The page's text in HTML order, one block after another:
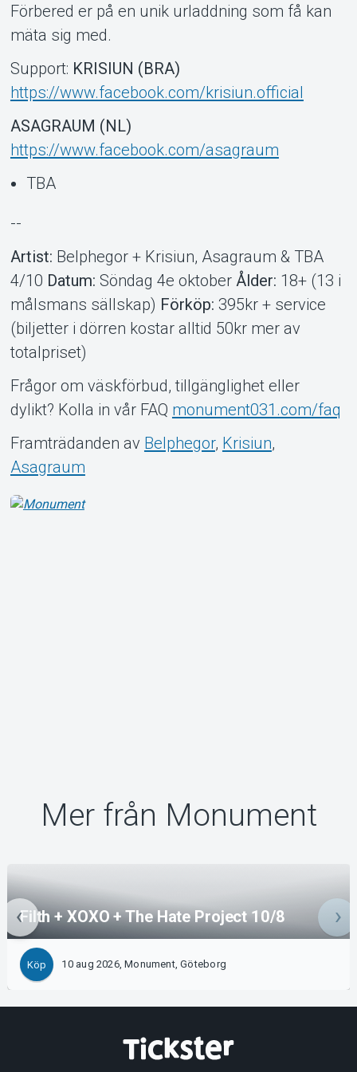
Förbered er på en unik urladdning som få kan
mäta sig med.
Support: KRISIUN (BRA)
https://www.facebook.com/krisiun.official
ASAGRAUM (NL)
https://www.facebook.com/asagraum
TBA
--
Artist: Belphegor + Krisiun, Asagraum & TBA
4/10 Datum: Söndag 4e oktober Ålder: 18+ (13 i
målsmans sällskap) Förköp: 395kr + service
(biljetter i dörren kostar alltid 50kr mer av
totalpriset)
Frågor om väskförbud, tillgänglighet eller
dylikt? Kolla in vår FAQ monument031.com/faq
Framträdanden av Belphegor, Krisiun,
Asagraum
Mer från Monument
Filth + XOXO + The Hate Project 10/8
Köp 10 aug 2026, Monument, Göteborg